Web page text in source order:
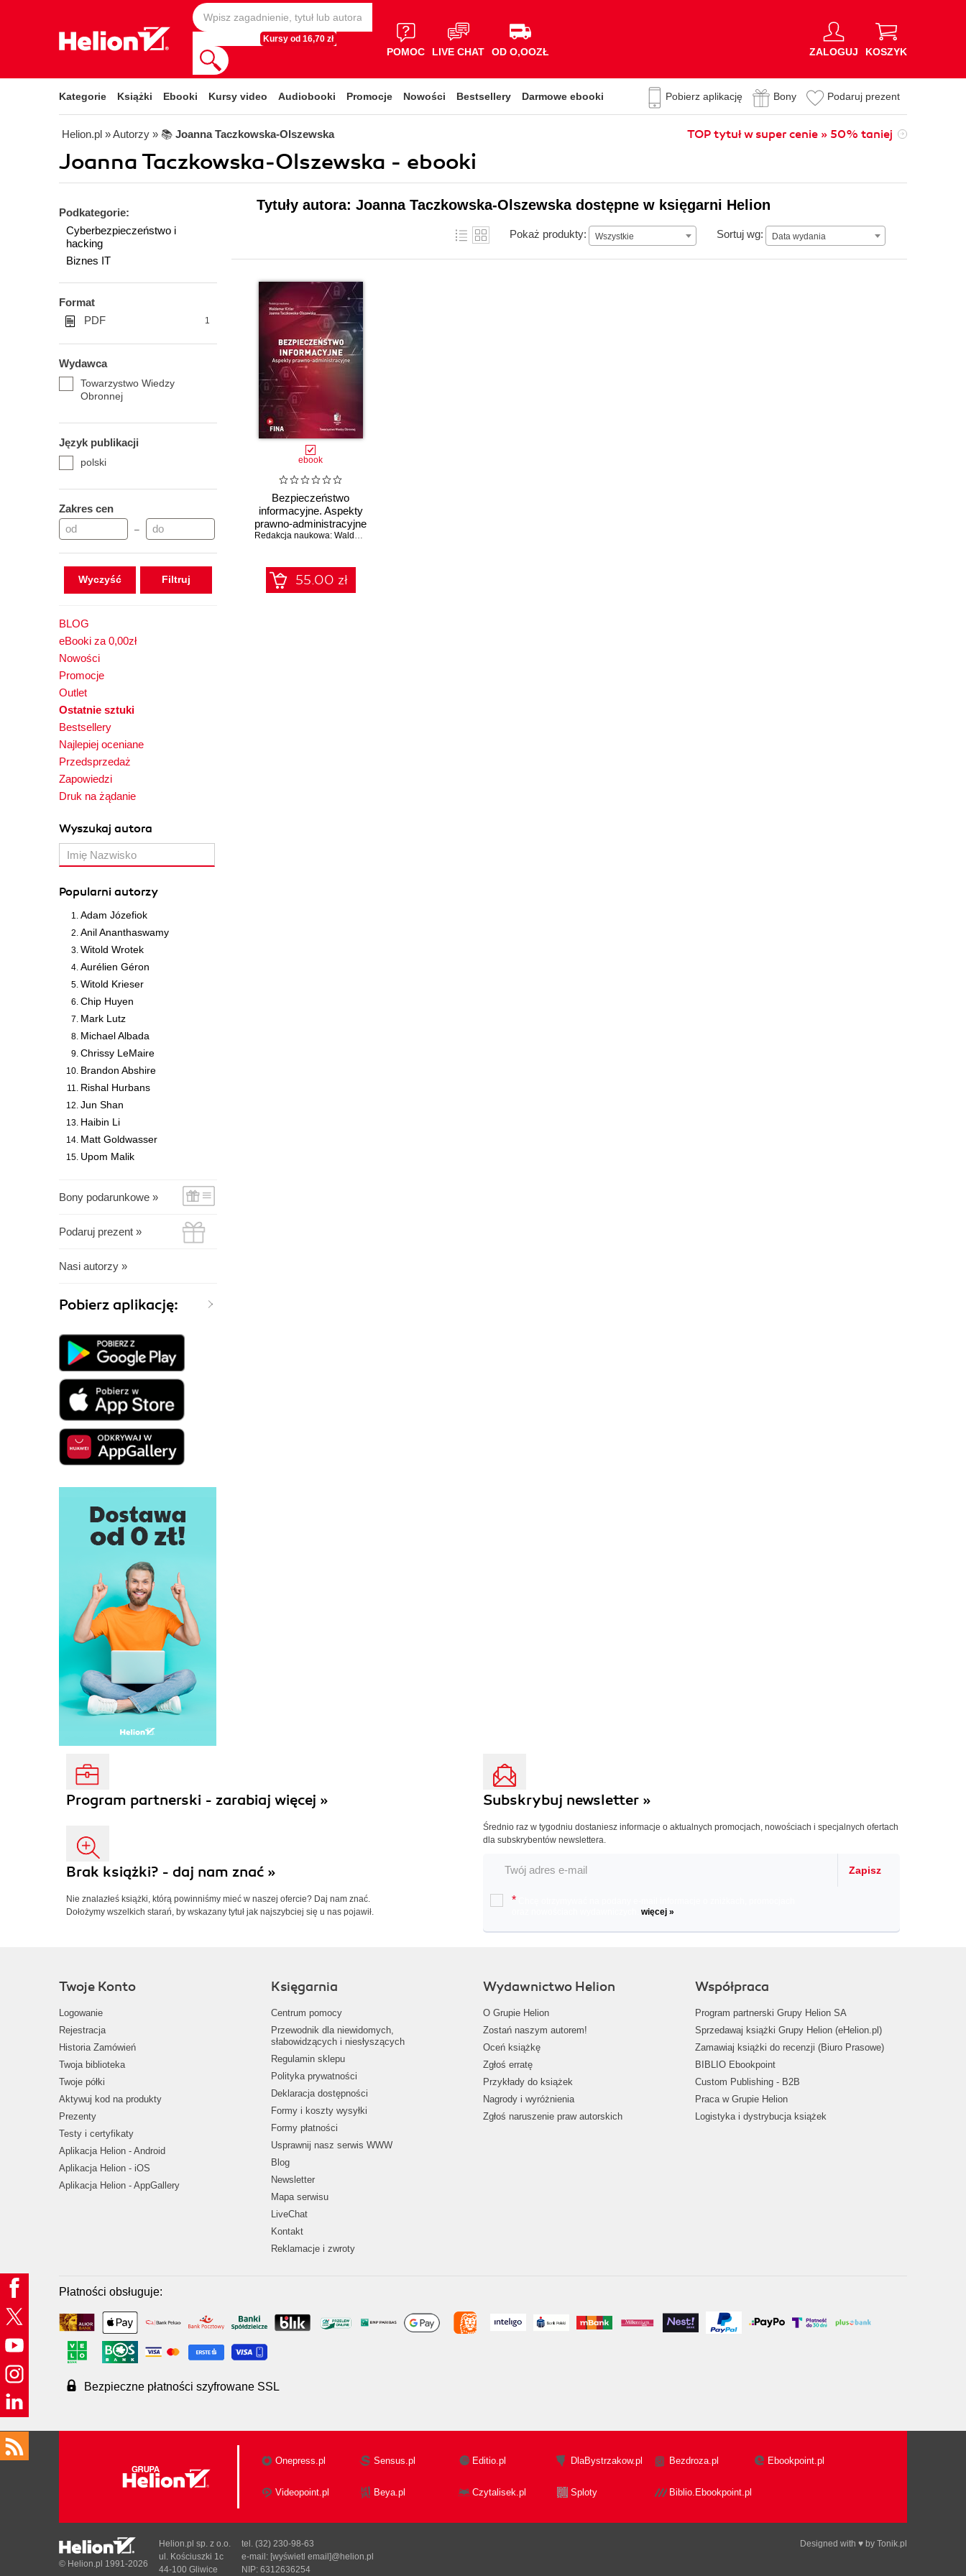
Kursy od 16,70 zł
POMOC LIVE CHAT OD O,OOZŁ ZALOGUJ KOSZYK
Kategorie Książki Ebooki Kursy video Audiobooki Promocje Nowości Bestsellery Darmowe ebooki Pobierz aplikację Bony Podaruj prezent
Helion.pl » Autorzy » 📚 Joanna Taczkowska-Olszewska TOP tytuł w super cenie » 50% taniej
Joanna Taczkowska-Olszewska - ebooki
Podkategorie:
Cyberbezpieczeństwo i
hacking
Biznes IT
Format
PDF
1
Wydawca
Towarzystwo Wiedzy
Obronnej
Język publikacji
polski
Zakres cen
–
Wyczyść
BLOG
eBooki za 0,00zł
Nowości
Promocje
Outlet
Ostatnie sztuki
Bestsellery
Najlepiej oceniane
Przedsprzedaż
Zapowiedzi
Druk na żądanie
Wyszukaj autora
Popularni autorzy
Adam Józefiok
Anil Ananthaswamy
Witold Wrotek
Aurélien Géron
Witold Krieser
Chip Huyen
Mark Lutz
Michael Albada
Chrissy LeMaire
Brandon Abshire
Rishal Hurbans
Jun Shan
Haibin Li
Matt Goldwasser
Upom Malik
Bony podarunkowe »
Podaruj prezent »
Nasi autorzy »
Pobierz aplikację:
Tytuły autora: Joanna Taczkowska-Olszewska dostępne w księgarni Helion
Pokaż produkty: Wszystkie Sortuj wg: Data wydania
Data wydania
ebook
Bezpieczeństwo
informacyjne. Aspekty
prawno-administracyjne
Redakcja naukowa: Waldemar Kitler
55.00 zł
Program partnerski - zarabiaj więcej »
Brak książki? - daj nam znać »
Nie znalazłeś książki, którą powinniśmy mieć w naszej ofercie? Daj nam znać.
Dołożymy wszelkich starań, by wskazany tytuł jak najszybciej się u nas pojawił.
Subskrybuj newsletter »
Średnio raz w tygodniu dostaniesz informacje o aktualnych promocjach, nowościach i specjalnych ofertach
dla subskrybentów newslettera.
Zapisz
*
więcej »
Twoje Konto
Logowanie
Rejestracja
Historia Zamówień
Twoja biblioteka
Twoje półki
Aktywuj kod na produkty
Prezenty
Testy i certyfikaty
Aplikacja Helion - Android
Aplikacja Helion - iOS
Aplikacja Helion - AppGallery
Księgarnia
Centrum pomocy
Przewodnik dla niewidomych,
słabowidzących i niesłyszących
Regulamin sklepu
Polityka prywatności
Deklaracja dostępności
Formy i koszty wysyłki
Formy płatności
Usprawnij nasz serwis WWW
Blog
Newsletter
Mapa serwisu
LiveChat
Kontakt
Reklamacje i zwroty
Wydawnictwo Helion
O Grupie Helion
Zostań naszym autorem!
Oceń książkę
Zgłoś erratę
Przykłady do książek
Nagrody i wyróżnienia
Zgłoś naruszenie praw autorskich
Współpraca
Program partnerski Grupy Helion SA
Sprzedawaj książki Grupy Helion (eHelion.pl)
Zamawiaj książki do recenzji (Biuro Prasowe)
BIBLIO Ebookpoint
Custom Publishing - B2B
Praca w Grupie Helion
Logistyka i dystrybucja książek
Płatności obsługuje:
Bezpieczne płatności szyfrowane SSL
Onepress.pl Sensus.pl Editio.pl DlaBystrzakow.pl Bezdroza.pl Ebookpoint.pl
Videopoint.pl Beya.pl Czytalisek.pl Sploty Biblio.Ebookpoint.pl
Designed with ♥ by Tonik.pl
© Helion.pl 1991-2026
Helion.pl sp. z o.o.
ul. Kościuszki 1c
44-100 Gliwice
tel. (32) 230-98-63
e-mail: [wyświetl email]@helion.pl
NIP: 6312636254